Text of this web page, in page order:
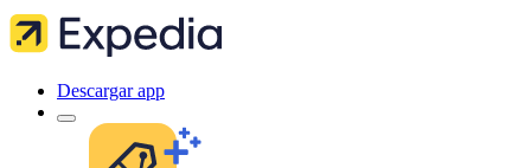
Descargar app